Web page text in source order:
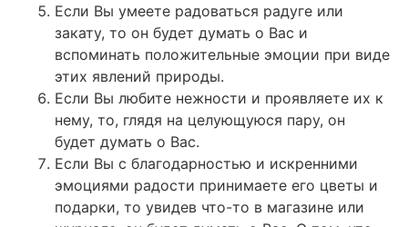
Если Вы умеете радоваться радуге или
закату, то он будет думать о Вас и
вспоминать положительные эмоции при виде
этих явлений природы.
Если Вы любите нежности и проявляете их к
нему, то, глядя на целующуюся пару, он
будет думать о Вас.
Если Вы с благодарностью и искренними
эмоциями радости принимаете его цветы и
подарки, то увидев что-то в магазине или